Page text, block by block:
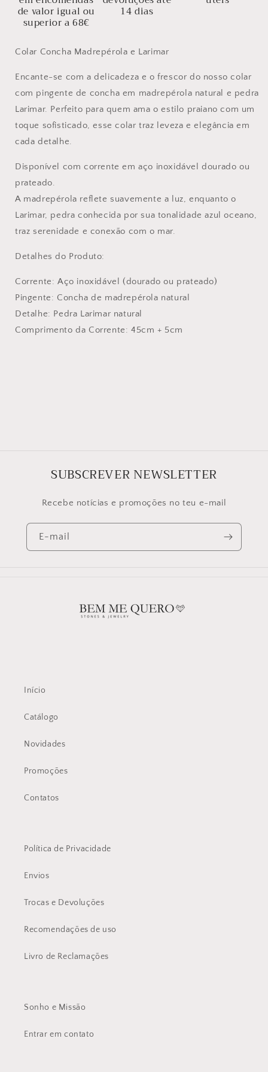
de valor igual ou
superior a 68€
14 dias
Colar Concha Madrepérola e Larimar
Encante-se com a delicadeza e o frescor do nosso colar
com pingente de concha em madrepérola natural e pedra
Larimar. Perfeito para quem ama o estilo praiano com um
toque sofisticado, esse colar traz leveza e elegância em
cada detalhe.
Disponível com corrente em aço inoxidável dourado ou
prateado.
A madrepérola reflete suavemente a luz, enquanto o
Larimar, pedra conhecida por sua tonalidade azul oceano,
traz serenidade e conexão com o mar.
Detalhes do Produto:
Corrente: Aço inoxidável (dourado ou prateado)
Pingente: Concha de madrepérola natural
Detalhe: Pedra Larimar natural
Comprimento da Corrente: 45cm + 5cm
SUBSCREVER NEWSLETTER
Recebe notícias e promoções no teu e-mail
E-mail
Início
Catálogo
Novidades
Promoções
Contatos
Política de Privacidade
Envios
Trocas e Devoluções
Recomendações de uso
Livro de Reclamações
Sonho e Missão
Entrar em contato